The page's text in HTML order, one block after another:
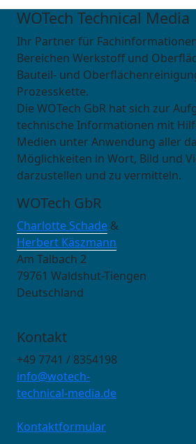
WOTech Technical Media
Ihr Partner für
Bereichen Werkstoff und
Bauteil- und
Prozesskette.
Die WOTech GbR hat sich zur
technische Informationen mit
Medien unter Anwendung aller
Möglichkeiten in Wort, Bild und
darzustellen und zu vermitteln.
WOTech GbR
Charlotte Schade &
Herbert Käszmann
Am Talbach 2
79761 Waldshut-Tiengen
Deutschland
Kontakt
+49 7741 / 8354198
info@wotech-
technical-media.de
Kontaktformular